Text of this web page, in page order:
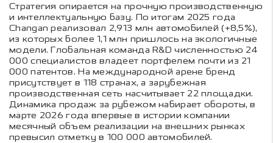
Стратегия опирается на прочную производственную
и интеллектуальную базу. По итогам 2025 года
Changan реализовал 2,913 млн автомобилей (+8,5%),
из которых более 1,1 млн пришлось на экологичные
модели. Глобальная команда R&D численностью 24
000 специалистов владеет портфелем почти из 21
000 патентов. На международной арене бренд
присутствует в 118 странах, а зарубежная
производственная сеть насчитывает 22 площадки.
Динамика продаж за рубежом набирает обороты, в
марте 2026 года впервые в истории компании
месячный объем реализации на внешних рынках
превысил отметку в 100 000 автомобилей.